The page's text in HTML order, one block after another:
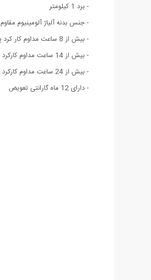
- برد 1 کیلومتر
- جنس بدنه آلیاژ آلومینیوم مقاوم
- بیش از 8 ساعت مداوم کار کرد پر نور
- بیش از 14 ساعت مداوم کارکرد کم نور
- بیش از 24 ساعت مداوم کارکرد چشمک زن پرنور
- دارای 12 ماه گارانتی تعویض